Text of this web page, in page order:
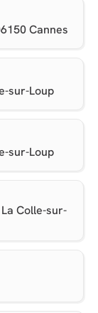
Cannes
sur-Loup
sur-Loup
Colle-sur-